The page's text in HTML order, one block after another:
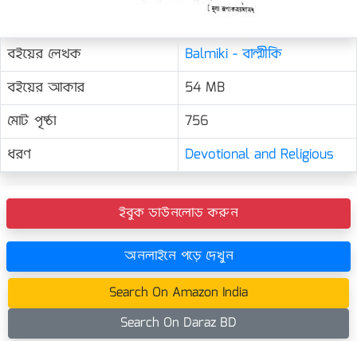
বইয়ের লেখক
Balmiki - বাল্মীকি
বইয়ের আকার
54 MB
মোট পৃষ্ঠা
756
ধরণ
Devotional and Religious
ইবুক ডাউনলোড করুন
অনলাইনে পড়ে দেখুন
Search On Amazon India
Search On Daraz BD